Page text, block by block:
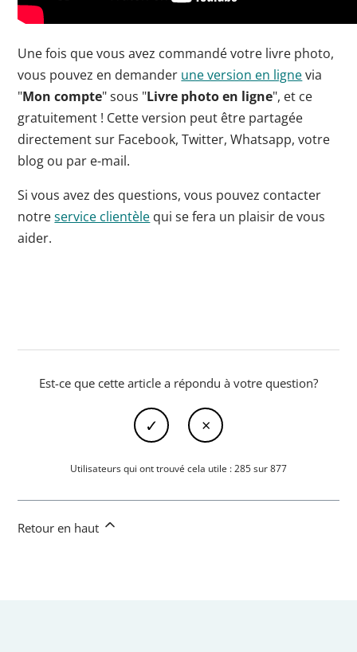
Une fois que vous avez commandé votre livre photo,
vous pouvez en demander une version en lignevia
"Mon compte" sous "Livre photo en ligne", et ce
gratuitement ! Cette version peut être partagée
directement sur Facebook, Twitter, Whatsapp, votre
blog ou par e-mail.
Si vous avez des questions, vous pouvez contacter
notreservice clientèle qui se fera un plaisir de vous
aider.
Est-ce que cette article a répondu à votre question?
Utilisateurs qui ont trouvé cela utile : 285 sur 877
Retour en haut